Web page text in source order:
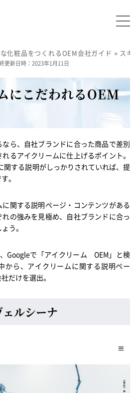
化粧品をつくれるOEM会社ガイド » スキ
更新日時：2023年1月11日
にこだわれるOEM
ら、自社ブランドに合った商品で差別
るアイクリームに仕上げるポイント。
関する説明がしっかりされていれば、提
。
関する説明ページ・コンテンツがある
の強みを見極め、自社ブランドに合っ
う。
Googleで「アイクリーム OEM」と検
から、アイクリームに関する説明ペー
だけを選出。
ルシーナ